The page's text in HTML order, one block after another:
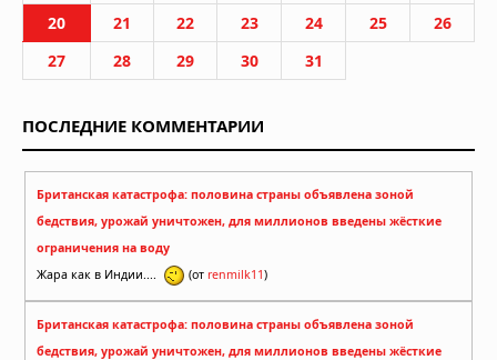
20
21 22 23 24 25
26
27
28 29 30 31
ПОСЛЕДНИЕ КОММЕНТАРИИ
Британская катастрофа: половина страны объявлена зоной
бедствия, урожай уничтожен, для миллионов введены жёсткие
ограничения на воду
Жара как в Индии....
(от renmilk11)
Британская катастрофа: половина страны объявлена зоной
бедствия, урожай уничтожен, для миллионов введены жёсткие